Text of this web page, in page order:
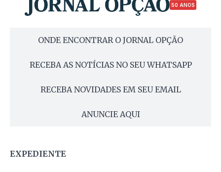
50 ANOS
ONDE ENCONTRAR O JORNAL OPÇÃO
RECEBA AS NOTÍCIAS NO SEU WHATSAPP
RECEBA NOVIDADES EM SEU EMAIL
ANUNCIE AQUI
EXPEDIENTE